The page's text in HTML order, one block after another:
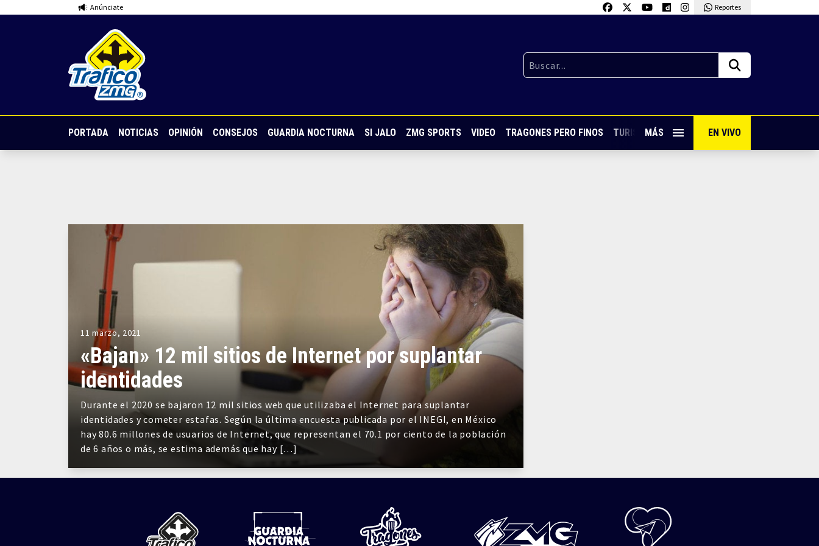
Anúnciate Reportes
PORTADA NOTICIAS OPINIÓN CONSEJOS GUARDIA NOCTURNA SI JALO ZMG SPORTS VIDEO TRAGONES PERO FINOS TURISMO CON SABOR VIVE PUERTO VALLARTA
MÁS EN VIVO
11 marzo, 2021
«Bajan» 12 mil sitios de Internet por suplantar
identidades
Durante el 2020 se bajaron 12 mil sitios web que utilizaba el Internet para suplantar
identidades y cometer estafas. Según la última encuesta publicada por el INEGI, en México
hay 80.6 millones de usuarios de Internet, que representan el 70.1 por ciento de la población
de 6 años o más, se estima además que hay […]